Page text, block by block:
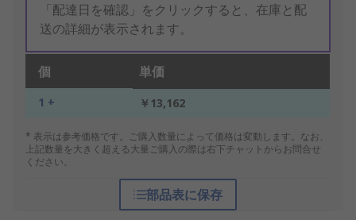
「配達日を確認」をクリックすると、在庫と配
送の詳細が表示されます。
個 単価
1 + ￥13,162
* 表示は参考価格です。ご購入数量によって価格は変動します。なお、
上記数量を大きく超える大量ご購入の際は右下チャットからお問合せ
ください。
部品表に保存